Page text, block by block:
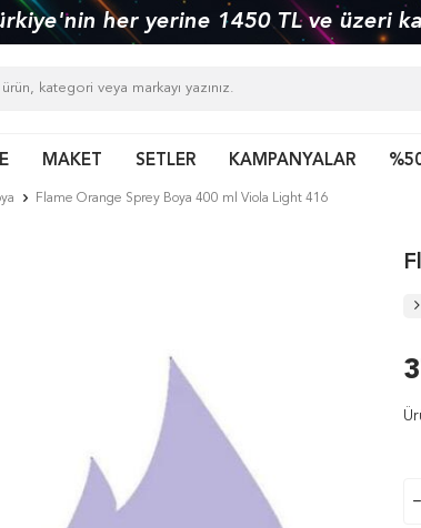
her yerine 1450 TL ve üzeri
MAKET SETLER KAMPANYALAR
Flame Orange Sprey Boya 400 ml Viola Light 416